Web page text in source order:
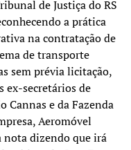
militar e ex-
organização
de Justiça do RS
a prática
na contratação de
de transporte
sem prévia licitação,
ex-secretários de
e da Fazenda
Aeromóvel
nota dizendo que irá